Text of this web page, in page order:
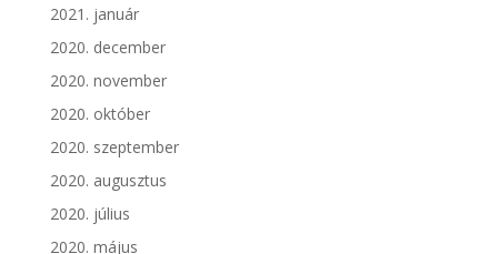
2021. január
2020. december
2020. november
2020. október
2020. szeptember
2020. augusztus
2020. július
2020. május